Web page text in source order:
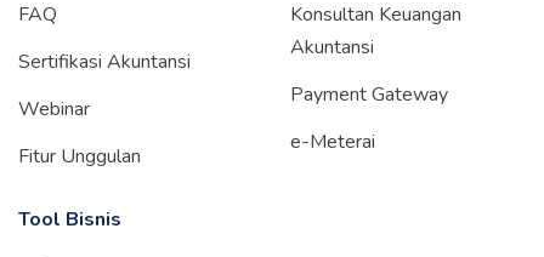
FAQ
Sertifikasi Akuntansi
Webinar
Fitur Unggulan
Konsultan Keuangan
Akuntansi
Payment Gateway
e-Meterai
Tool Bisnis